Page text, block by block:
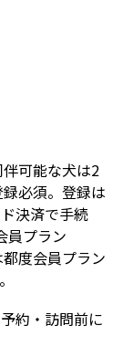
可能な犬は2
必須。登録は
決済で手続
員プラン
度会員プラン
約・訪問前に